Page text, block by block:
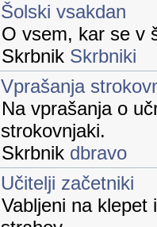
Šolski vsakdan
O vsem, kar se v
Skrbnik Skrbniki
Vprašanja
Na vprašanja o
strokovnjaki.
Skrbnik dbravo
Učitelji začetniki
Vabljeni na klepet